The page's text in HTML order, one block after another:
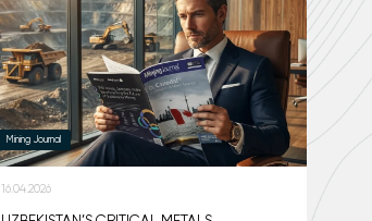
Mining Journal
16.04.2026